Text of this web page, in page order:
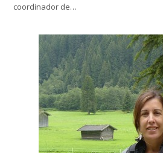
coordinador de…